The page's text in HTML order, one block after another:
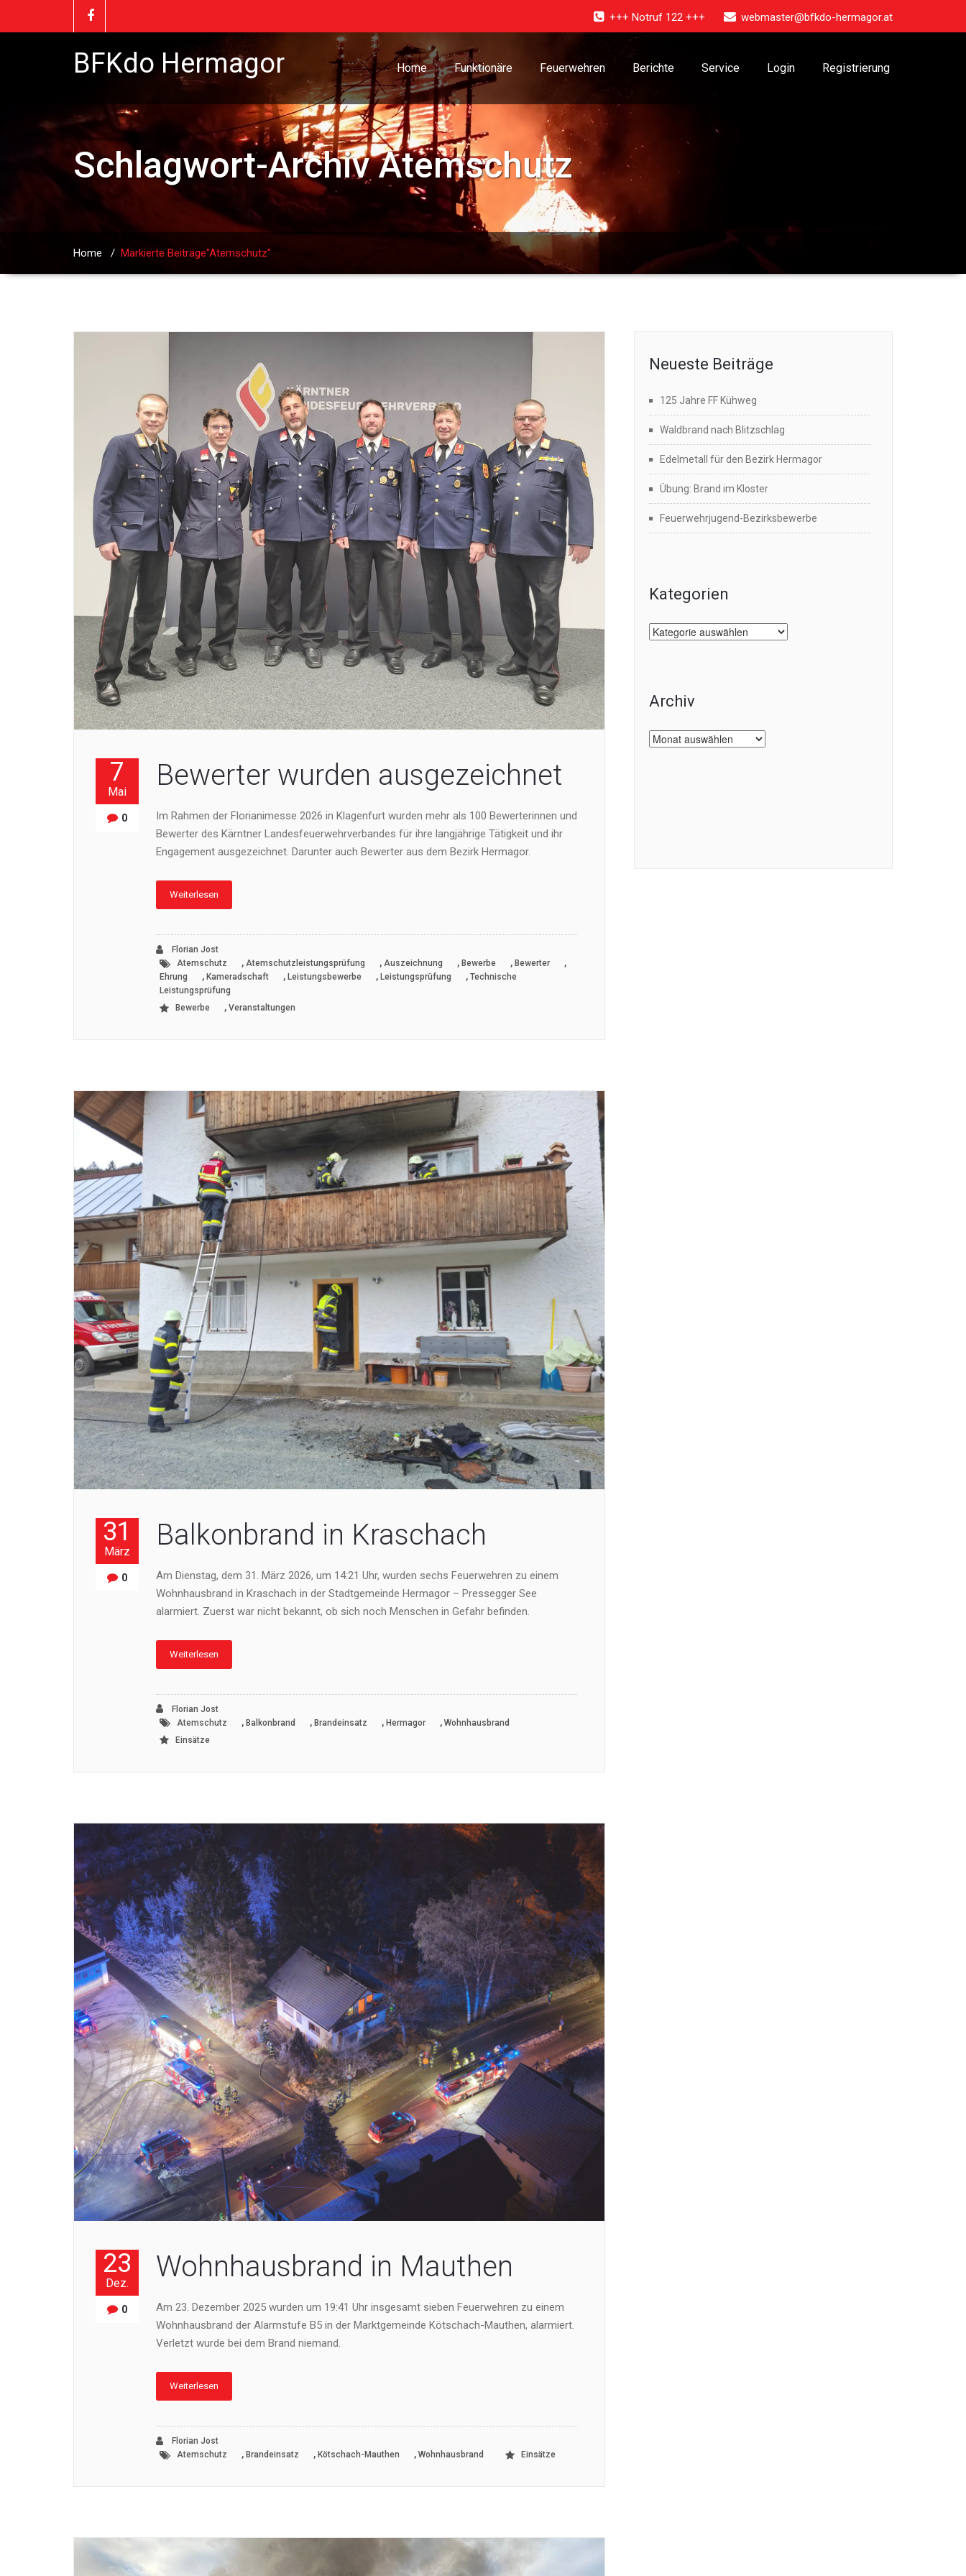
+++ Notruf 122 +++ webmaster@bfkdo-hermagor.at
BFKdo Hermagor Home Funktionäre Feuerwehren Berichte Service Login Registrierung
Schlagwort-ArchivAtemschutz
Home / Markierte Beiträge"Atemschutz"
7
Mai
0
Bewerter wurden ausgezeichnet
Im Rahmen der Florianimesse 2026 in Klagenfurt wurden mehr als 100 Bewerterinnen und
Bewerter des Kärntner Landesfeuerwehrverbandes für ihre langjährige Tätigkeit und ihr
Engagement ausgezeichnet. Darunter auch Bewerter aus dem Bezirk Hermagor.
Weiterlesen
Florian Jost
Atemschutz
, Atemschutzleistungsprüfung , Auszeichnung , Bewerbe , Bewerter ,
Ehrung , Kameradschaft , Leistungsbewerbe , Leistungsprüfung , Technische
Leistungsprüfung
Bewerbe
, Veranstaltungen
31
März
0
Balkonbrand in Kraschach
Am Dienstag, dem 31. März 2026, um 14:21 Uhr, wurden sechs Feuerwehren zu einem
Wohnhausbrand in Kraschach in der Stadtgemeinde Hermagor – Pressegger See
alarmiert. Zuerst war nicht bekannt, ob sich noch Menschen in Gefahr befinden.
Weiterlesen
Florian Jost
Atemschutz
, Balkonbrand , Brandeinsatz , Hermagor , Wohnhausbrand
Einsätze
23
Dez.
0
Wohnhausbrand in Mauthen
Am 23. Dezember 2025 wurden um 19:41 Uhr insgesamt sieben Feuerwehren zu einem
Wohnhausbrand der Alarmstufe B5 in der Marktgemeinde Kötschach-Mauthen, alarmiert.
Verletzt wurde bei dem Brand niemand.
Weiterlesen
Florian Jost
Atemschutz
, Brandeinsatz , Kötschach-Mauthen , Wohnhausbrand Einsätze
Neueste Beiträge
125 Jahre FF Kühweg
Waldbrand nach Blitzschlag
Edelmetall für den Bezirk Hermagor
Übung: Brand im Kloster
Feuerwehrjugend-Bezirksbewerbe
Kategorien
Kategorien
Archiv
Archiv